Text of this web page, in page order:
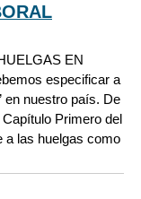
EN
especificar a
en nuestro país. De
Primero del
a las huelgas como